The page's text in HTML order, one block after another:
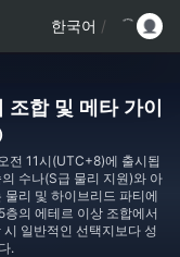
한국어 /
합 및 메타 가이
전 11시(UTC+8)에 출시됩
수나(S급 물리 지원)와 아
리 및 하이브리드 파티에
의 에테르 이상 조합에서
일반적인 선택지보다 성
.